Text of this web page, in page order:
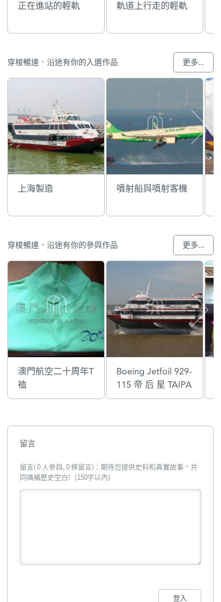
正在進站的輕軌 軌道上行走的輕軌
穿梭暢達．沿途有你的入選作品 更多...
上海製造 噴射船與噴射客機
穿梭暢達．沿途有你的參與作品 更多...
澳門航空二十周年T
裇
Boeing Jetfoil 929-
115 帝 后 星 TAIPA
留言
留言( 0 人參與, 0 條留言)：期待您提供史料和真實故事，共
同填補歷史空白!（150字以內）
登入